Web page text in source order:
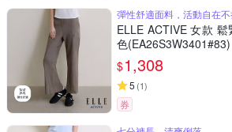
彈性舒適面料，活動自在
ELLE ACTIVE 女款
色(EA26S3W3401#83)
$1,308
5 (1)
券